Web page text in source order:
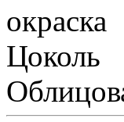
окраска
Цоколь